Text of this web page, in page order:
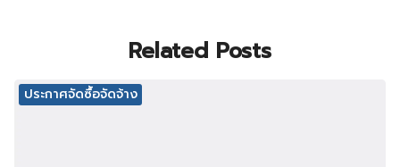
Related Posts
ประกาศจัดซื้อจัดจ้าง